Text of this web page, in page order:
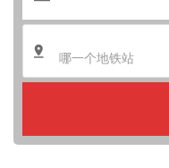
哪一个地铁站